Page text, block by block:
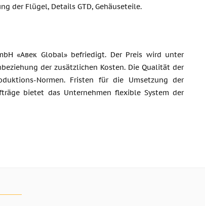
der Flügel, Details GTD, Gehäuseteile.
«Авек Global» befriedigt. Der Preis wird unter
der zusätzlichen Kosten. Die Qualität der
Normen. Fristen für die Umsetzung der
bietet das Unternehmen flexible System der